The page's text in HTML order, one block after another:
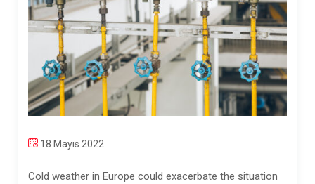
18 Mayıs 2022
Cold weather in Europe could exacerbate the situation